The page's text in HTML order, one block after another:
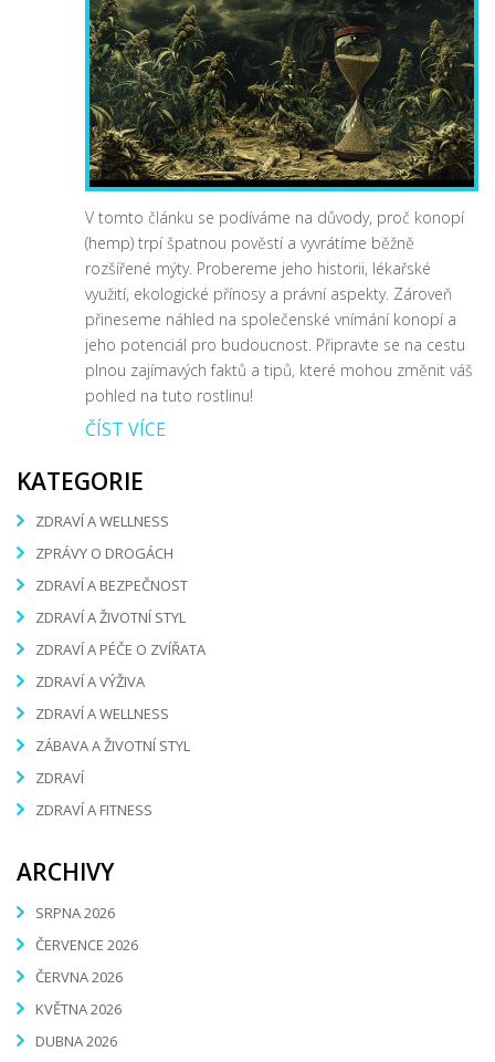
V tomto článku se podíváme na důvody, proč konopí
(hemp) trpí špatnou pověstí a vyvrátíme běžně
rozšířené mýty. Probereme jeho historii, lékařské
využití, ekologické přínosy a právní aspekty. Zároveň
přineseme náhled na společenské vnímání konopí a
jeho potenciál pro budoucnost. Připravte se na cestu
plnou zajímavých faktů a tipů, které mohou změnit váš
pohled na tuto rostlinu!
ČÍST VÍCE
KATEGORIE
ZDRAVÍ A WELLNESS
ZPRÁVY O DROGÁCH
ZDRAVÍ A BEZPEČNOST
ZDRAVÍ A ŽIVOTNÍ STYL
ZDRAVÍ A PÉČE O ZVÍŘATA
ZDRAVÍ A VÝŽIVA
ZDRAVÍ A WELLNESS
ZÁBAVA A ŽIVOTNÍ STYL
ZDRAVÍ
ZDRAVÍ A FITNESS
ARCHIVY
SRPNA 2026
ČERVENCE 2026
ČERVNA 2026
KVĚTNA 2026
DUBNA 2026